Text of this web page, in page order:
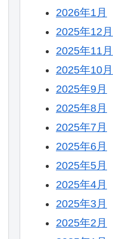
2026年1月
2025年12月
2025年11月
2025年10月
2025年9月
2025年8月
2025年7月
2025年6月
2025年5月
2025年4月
2025年3月
2025年2月